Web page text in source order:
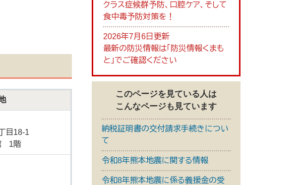
目18-1
1階
クラス症候群予防、口腔ケア、そして
食中毒予防対策を！
2026年7月6日更新
最新の防災情報は「防災情報くまも
と」でご確認ください
このページを見ている人は
こんなページも見ています
納税証明書の交付請求手続きについ
て
令和8年熊本地震に関する情報
令和8年熊本地震に係る義援金の受